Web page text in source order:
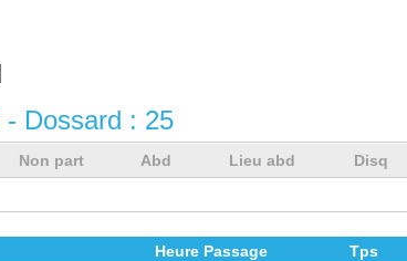
- Dossard : 25
Non part Abd Lieu abd Disq
Heure Passage Tps